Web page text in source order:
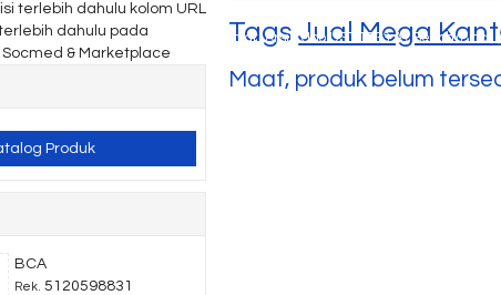
Lemari Arsip Uno UST 1533 A ( Beech/Black )
TagsJual Mega
Maaf, produk belum
terlebih dahulu kolom URL
dahulu pada
& Marketplace
Produk
BCA
Rek. 5120598831